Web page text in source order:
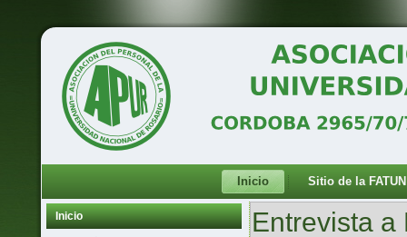
Inicio Sitio de la FATUN
Inicio
Entrevista